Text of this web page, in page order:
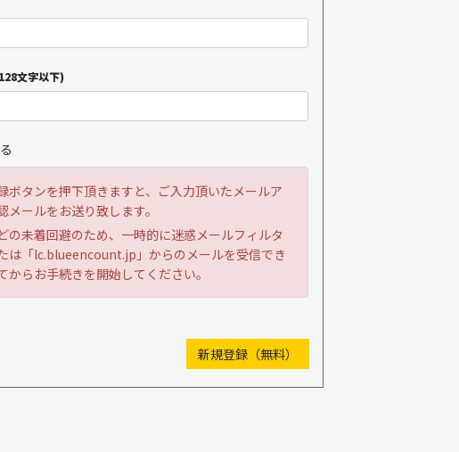
文字以下)
ボタンを押下頂きますと、ご入力頂いたメールア
メールをお送り致します。
の未着回避のため、一時的に迷惑メールフィルタ
は「lc.blueencount.jp」からのメールを受信でき
からお手続きを開始してください。